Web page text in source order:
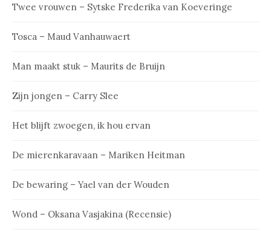
Twee vrouwen – Sytske Frederika van Koeveringe
Tosca – Maud Vanhauwaert
Man maakt stuk – Maurits de Bruijn
Zijn jongen – Carry Slee
Het blijft zwoegen, ik hou ervan
De mierenkaravaan – Mariken Heitman
De bewaring – Yael van der Wouden
Wond – Oksana Vasjakina (Recensie)